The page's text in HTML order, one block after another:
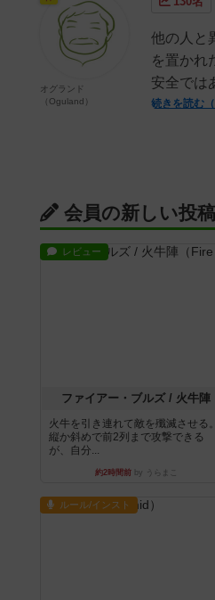
他の人と
を置かれ
安全では
続きを読む（
オグランド
（Oguland）
会員の新しい投稿
レビュー
ファイアー・ブルズ / 火牛陣
火牛を引き連れて敵を殲滅させる。
縦か斜めで前2列まで攻撃できる
が、自分...
約2時間前by うらまこ
ルール/インスト